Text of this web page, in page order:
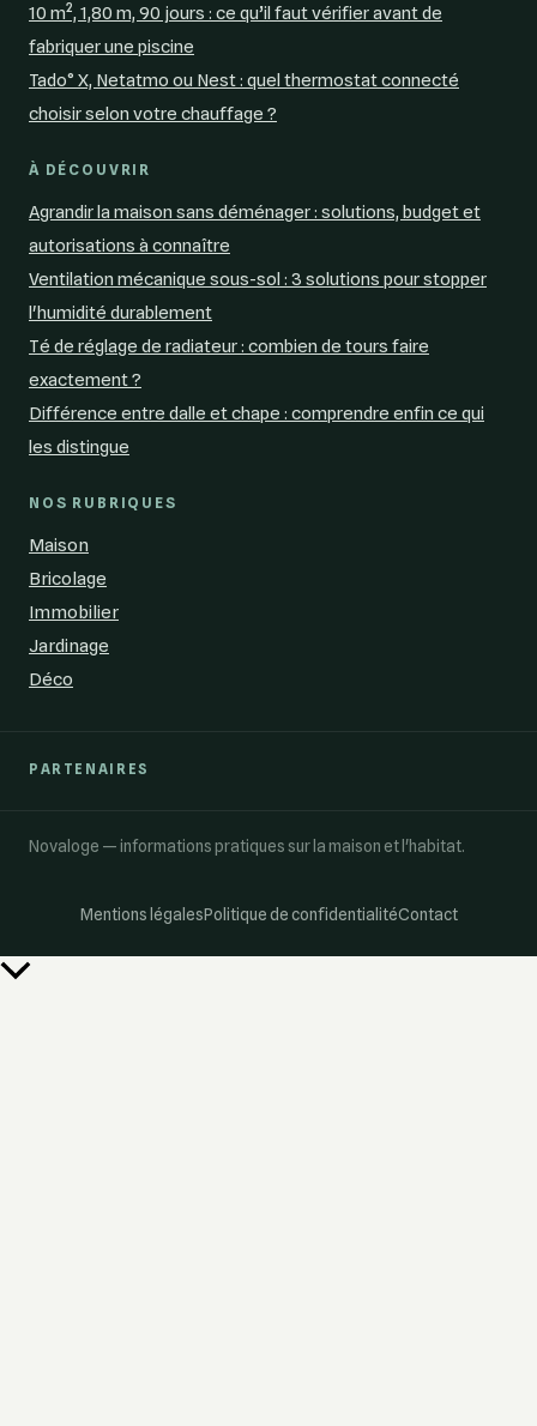
10 m², 1,80 m, 90 jours : ce qu’il faut vérifier avant de
fabriquer une piscine
Tado° X, Netatmo ou Nest : quel thermostat connecté
choisir selon votre chauffage ?
À DÉCOUVRIR
Agrandir la maison sans déménager : solutions, budget et
autorisations à connaître
Ventilation mécanique sous-sol : 3 solutions pour stopper
l'humidité durablement
Té de réglage de radiateur : combien de tours faire
exactement ?
Différence entre dalle et chape : comprendre enfin ce qui
les distingue
NOS RUBRIQUES
Maison
Bricolage
Immobilier
Jardinage
Déco
PARTENAIRES
Novaloge — informations pratiques sur la maison et l'habitat.
Mentions légalesPolitique de confidentialitéContact